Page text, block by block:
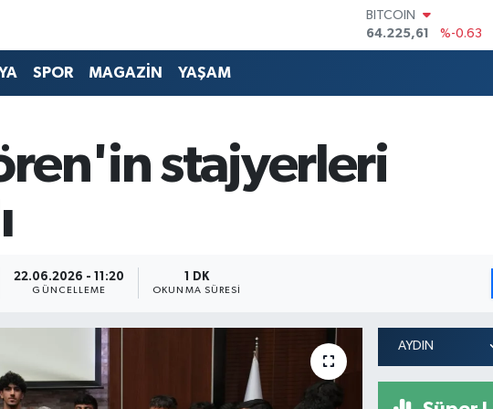
DOLAR
47,7143
%0.16
EURO
6574.81
BİST100
13.799
SPOR MAGAZİN YAŞAM
stajyerleri
22.06.2026 - 11:20
GÜNCELLEME
1 DK
OKUNMA SÜRESI